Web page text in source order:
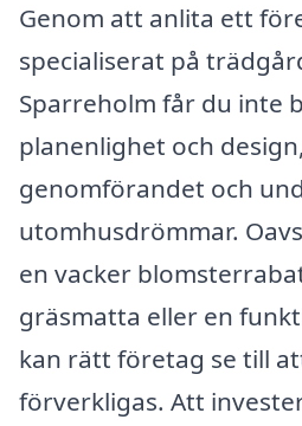
Genom att anlita ett
specialiserat på
Sparreholm får du inte
planenlighet och
genomförandet och
utomhusdrömmar.
en vacker
gräsmatta eller en
kan rätt företag se till
förverkligas. Att